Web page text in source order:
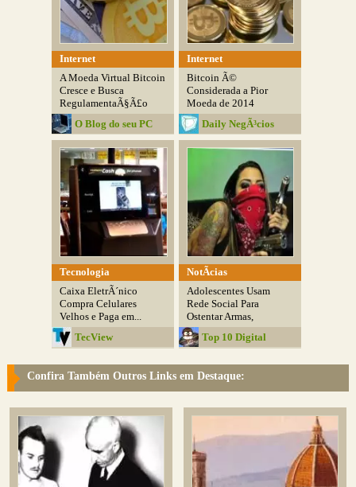
Internet
A Moeda Virtual Bitcoin
Cresce e Busca
RegulamentaÃ§Ã£o
O Blog do seu PC
Internet
Bitcoin Ã©
Considerada a Pior
Moeda de 2014
Daily NegÃ³cios
Tecnologia
Caixa EletrÃ´nico
Compra Celulares
Velhos e Paga em...
TecView
NotÃ­cias
Adolescentes Usam
Rede Social Para
Ostentar Armas,
Drogas...
Top 10 Digital
Confira Também Outros Links em Destaque: